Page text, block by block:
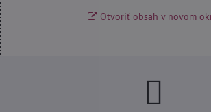
Otvoriť obsah v novom